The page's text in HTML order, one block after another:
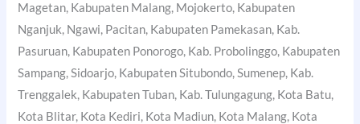
Magetan, Kabupaten Malang, Mojokerto, Kabupaten
Nganjuk, Ngawi, Pacitan, Kabupaten Pamekasan, Kab.
Pasuruan, Kabupaten Ponorogo, Kab. Probolinggo, Kabupaten
Sampang, Sidoarjo, Kabupaten Situbondo, Sumenep, Kab.
Trenggalek, Kabupaten Tuban, Kab. Tulungagung, Kota Batu,
Kota Blitar, Kota Kediri, Kota Madiun, Kota Malang, Kota